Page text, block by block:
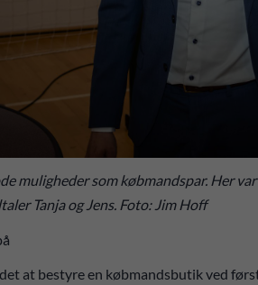
muligheder som købmandspar. Her
Tanja og Jens. Foto: Jim Hoff
at bestyre en købmandsbutik ved